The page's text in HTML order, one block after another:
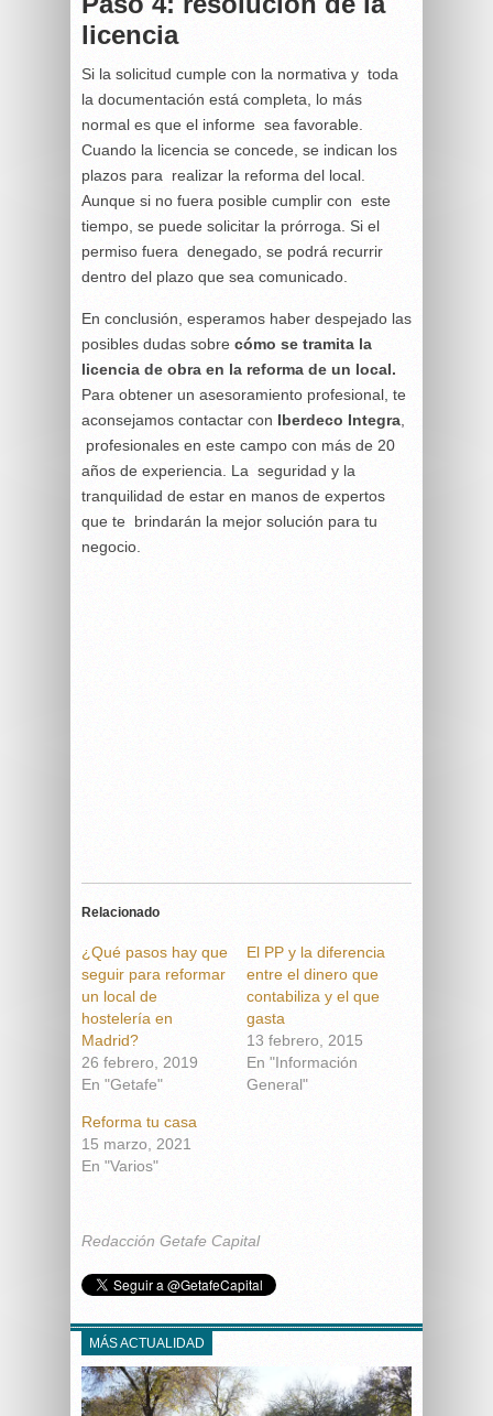
licencia
Si la solicitud cumple con la normativa y toda
la documentación está completa, lo más
normal es que el informe sea favorable.
Cuando la licencia se concede, se indican los
plazos para realizar la reforma del local.
Aunque si no fuera posible cumplir con este
tiempo, se puede solicitar la prórroga. Si el
permiso fuera denegado, se podrá recurrir
dentro del plazo que sea comunicado.
En conclusión, esperamos haber despejado las
posibles dudas sobre cómo se tramita la
licencia de obra en la reforma de un local.
Para obtener un asesoramiento profesional, te
aconsejamos contactar con Iberdeco Integra
profesionales en este campo con más de 20
años de experiencia. La seguridad y la
tranquilidad de estar en manos de expertos
que te brindarán la mejor solución para tu
negocio.
Relacionado
¿Qué pasos hay que
seguir para reformar
un local de
hostelería en
Madrid?
26 febrero, 2019
En "Getafe"
El PP y la diferencia
entre el dinero que
contabiliza y el que
gasta
13 febrero, 2015
En "Información
General"
Reforma tu casa
15 marzo, 2021
En "Varios"
Redacción Getafe Capital
MÁS ACTUALIDAD